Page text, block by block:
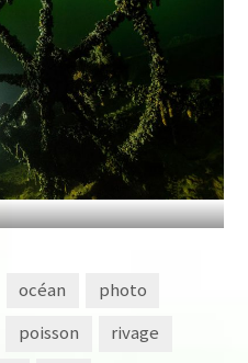
océan
photo
poisson
rivage